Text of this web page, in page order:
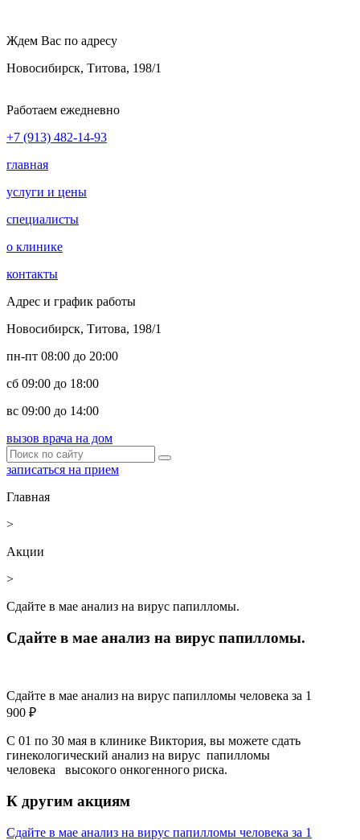
Ждем Вас по адресу
Новосибирск, Титова, 198/1
Работаем ежедневно
+7 (913) 482-14-93
главная
услуги и цены
специалисты
о клинике
контакты
Адрес и график работы
Новосибирск, Титова, 198/1
пн-пт 08:00 до 20:00
сб 09:00 до 18:00
вс 09:00 до 14:00
вызов врача на дом
записаться на прием
Главная
>
Акции
>
Сдайте в мае анализ на вирус папилломы.
Сдайте в мае анализ на вирус папилломы.
Сдайте в мае анализ на вирус папилломы человека за 1
900 ₽
С 01 по 30 мая в клинике Виктория, вы можете сдать
гинекологический анализ на вирус папилломы
человека высокого онкогенного риска.
К другим акциям
Сдайте в мае анализ на вирус папилломы человека за 1